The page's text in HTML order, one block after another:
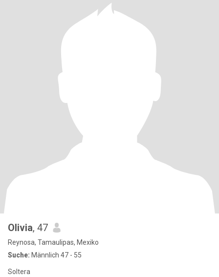
Olivia, 47
Reynosa, Tamaulipas, Mexiko
Suche: Männlich 47 - 55
Soltera